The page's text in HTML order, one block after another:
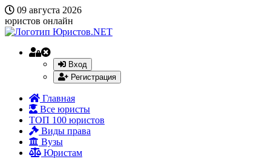
09 августа 2026
юристов онлайн
Вход
Регистрация
Главная
Все юристы
ТОП 100 юристов
Виды права
Вузы
Юристам